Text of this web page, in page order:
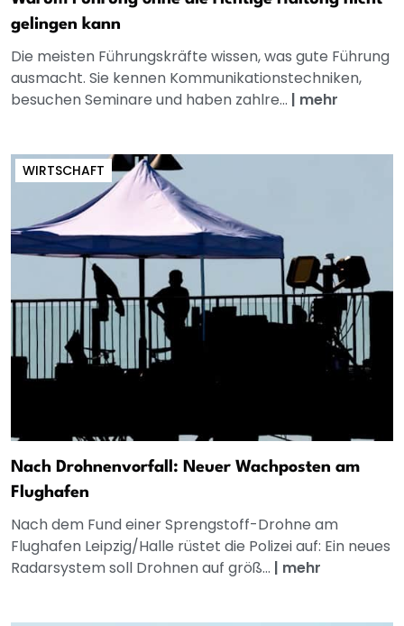
gelingen kann
Die meisten Führungskräfte wissen, was gute Führung
ausmacht. Sie kennen Kommunikationstechniken,
besuchen Seminare und haben zahlre... | mehr
WIRTSCHAFT
Nach Drohnenvorfall: Neuer Wachposten am
Flughafen
Nach dem Fund einer Sprengstoff-Drohne am
Flughafen Leipzig/Halle rüstet die Polizei auf: Ein neues
Radarsystem soll Drohnen auf größ... | mehr